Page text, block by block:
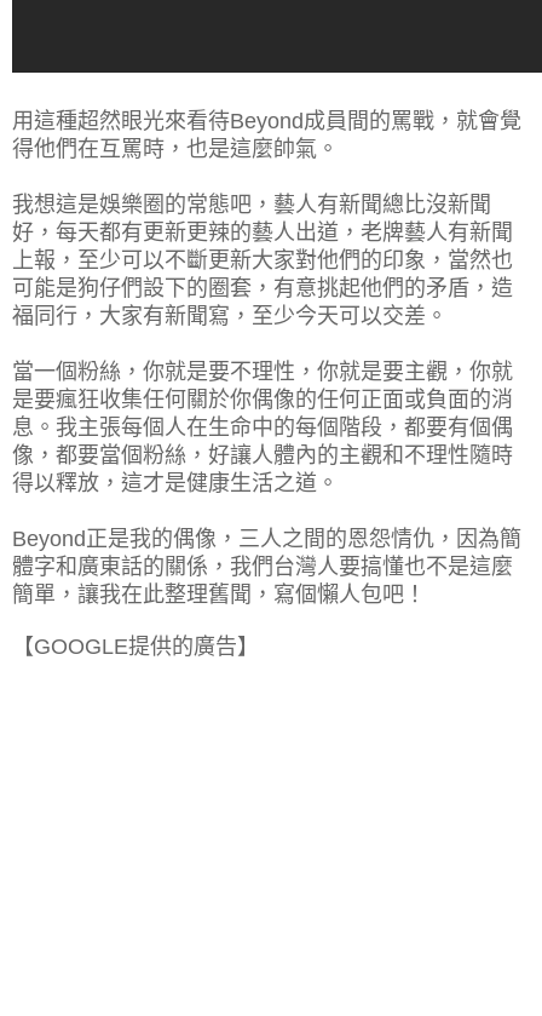
用這種超然眼光來看待Beyond成員間的罵戰，就會覺
得他們在互罵時，也是這麼帥氣。
我想這是娛樂圈的常態吧，藝人有新聞總比沒新聞
好，每天都有更新更辣的藝人出道，老牌藝人有新聞
上報，至少可以不斷更新大家對他們的印象，當然也
可能是狗仔們設下的圈套，有意挑起他們的矛盾，造
福同行，大家有新聞寫，至少今天可以交差。
當一個粉絲，你就是要不理性，你就是要主觀，你就
是要瘋狂收集任何關於你偶像的任何正面或負面的消
息。我主張每個人在生命中的每個階段，都要有個偶
像，都要當個粉絲，好讓人體內的主觀和不理性隨時
得以釋放，這才是健康生活之道。
Beyond正是我的偶像，三人之間的恩怨情仇，因為簡
體字和廣東話的關係，我們台灣人要搞懂也不是這麼
簡單，讓我在此整理舊聞，寫個懶人包吧！
【GOOGLE提供的廣告】